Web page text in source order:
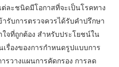
ต่ละชนิดมีโอกาสที่จะเป็นโรคทาง
รับการตรวจควรได้รับคำปรึกษา
ใจที่ถูกต้อง สำหรับประโยชน์ใน
รื่องของการกำหนดรูปแบบการ
รวางแผนการคัดกรอง การลด